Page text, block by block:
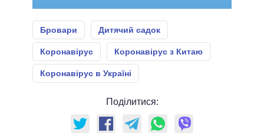
Бровари Дитячий садок
Коронавірус Коронавірус з Китаю
Коронавірус в Україні
Поділитися: